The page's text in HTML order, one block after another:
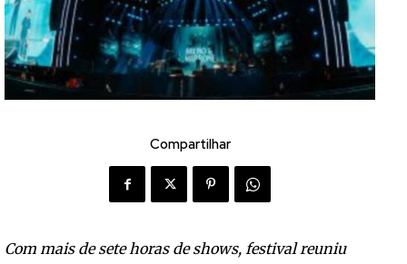
Compartilhar
Com mais de sete horas de shows, festival reuniu